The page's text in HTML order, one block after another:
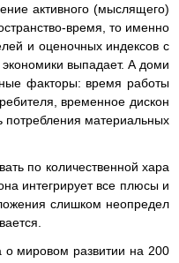
активного (мыслящего)
время, то именно
и оценочных индексов с
выпадает. А доми
факторы: время работы
временное дискон
потребления материальных
по количественной хара
интегрирует все плюсы и
слишком неопредел
о мировом развитии на 200